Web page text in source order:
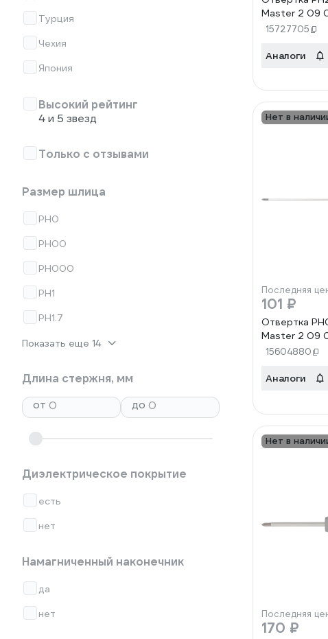
Турция
Чехия
Япония
Высокий рейтинг
4 и 5 звезд
Только с отзывами
Размер шлица
PH0
PH00
PH000
PH1
PH1.7
Показать еще 14
Длина стержня, мм
от
до
Диэлектрическое покрытие
есть
нет
Намагниченный наконечник
да
нет
Master 2 09
15727705
Аналоги
Нет в
Последняя
101 ₽
Отвертка
Master 2 09
15604880
Аналоги
Нет в
Последняя
170 ₽